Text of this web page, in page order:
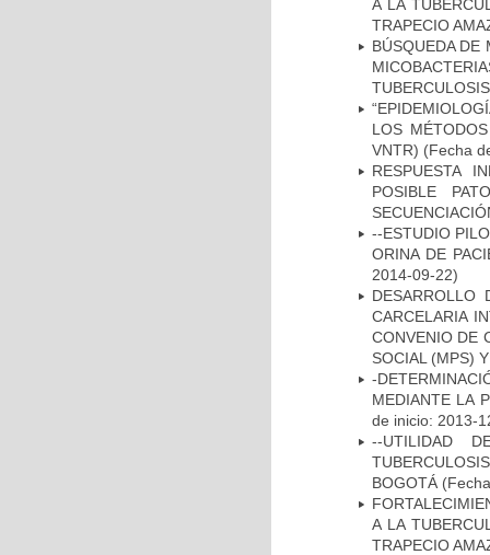
A LA
TRAPECIO
BÚSQUEDA DE
LOS
VNTR) (Fecha
RESPUESTA
POSIBLE
--ESTUDIO
ORINA DE
2014-09-22)
CARCELARIA
CONVENIO DE
SOCIAL (MPS)
-
MEDIANTE LA
de inicio: 2013-
--UTILIDAD
BOGOTÁ
A LA
TRAPECIO